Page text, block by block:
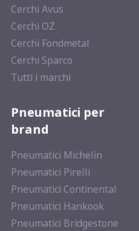
Cerchi Avus
Cerchi OZ
Cerchi Fondmetal
Cerchi Sparco
Tutti i marchi
Pneumatici per
brand
Pneumatici Michelin
Pneumatici Pirelli
Pneumatici Continental
Pneumatici Hankook
Pneumatici Bridgestone